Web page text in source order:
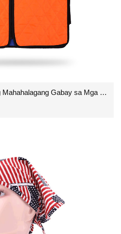
Pagtaas ng iyong laro: Ang Mahahalagang Gabay sa Mga Vests ng Sports